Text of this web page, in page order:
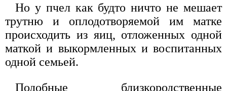
Но у пчел как будто ничто не мешает
трутню и оплодотворяемой им матке
происходить из яиц, отложенных одной
маткой и выкормленных и воспитанных
одной семьей.
Подобные близкородственные